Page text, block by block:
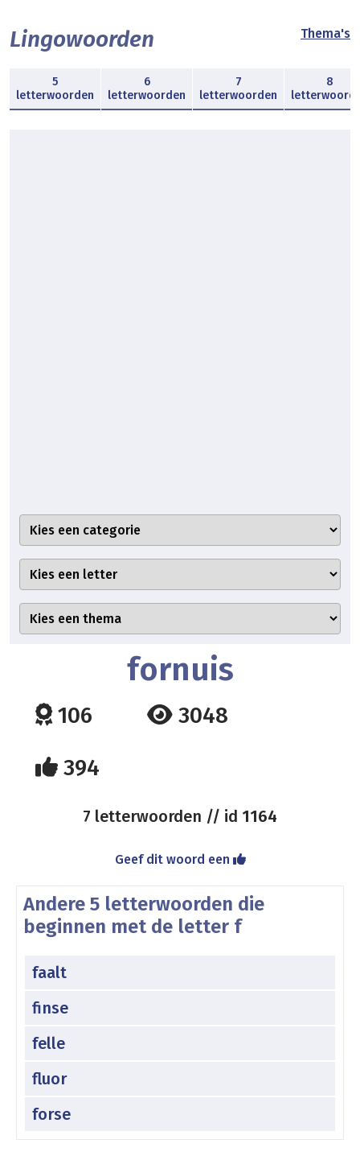
Lingowoorden Thema's
5
letterwoorden
6
letterwoorden
7
letterwoorden
8
fornuis
106
3048
394
7 letterwoorden // id 1164
Geef dit woord een
Andere 5 letterwoorden die
beginnen met de letter f
faalt
finse
felle
fluor
forse